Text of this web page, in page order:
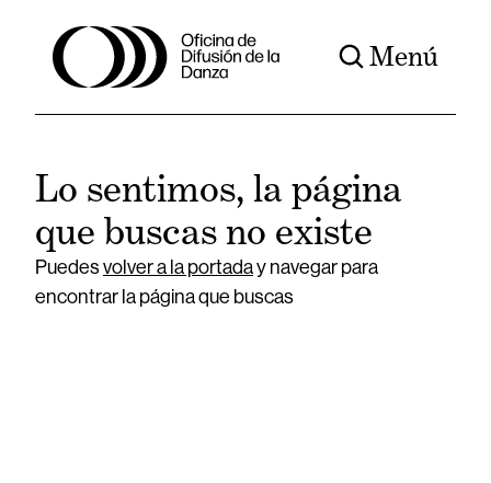
Menú
Lo sentimos, la página
que buscas no existe
Puedesvolver a la portaday navegar para
encontrar la página que buscas